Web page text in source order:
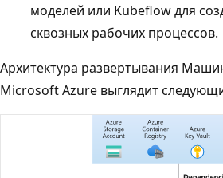
моделей или Kubeflow для
сквозных рабочих процессов.
Архитектура развертывания
Microsoft Azure выглядит